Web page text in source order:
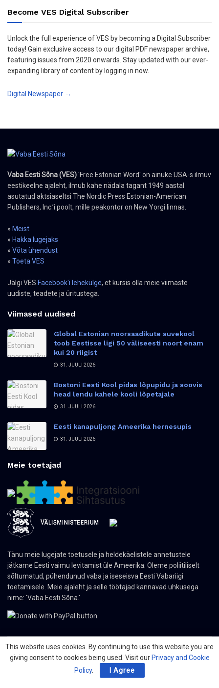
Become VES Digital Subscriber
Unlock the full experience of VES by becoming a Digital Subscriber
today! Gain exclusive access to our digital PDF newspaper archive,
featuring issues from 2020 onwards. Stay updated with our ever-
expanding library of content by logging in now.
Digital Newspaper →
Vaba Eesti Sõna (VES)'Free Estonian Word' on ainuke USA-s ilmuv
eestikeelne ajaleht, ilmub kahe nädala tagant 1949 aastal
asutatud aktsiaseltsi The Nordic Press Estonian-American
Publishers, Inc.’i poolt, mille peakontor on New Yorgi linnas.
» Meist
» Hakka lugejaks
» Võta ühendust
» Toeta VES
Jälgi VES Facebook'i lehekülge, et kursis olla meie viimaste
uudiste, teadete ja üritustega.
Viimased uudised
Global Estonian noorsaadikute suvekool
toob Eestisse ligi 50 väliseesti noort enam
kui 20 riigist
31. JUULI 2026
Bostoni Eesti Kool pidas lõpupidu ja soovis
head lendu kahele kooli lõpetajale
31. JUULI 2026
Eesti kanapuljong Ameerika hernesupis
31. JUULI 2026
Meie toetajad
Tänu meie lugejate toetusele ja heldekäelistele annetustele
jätkame Eesti vaimu levitamist üle Ameerika. Oleme poliitiliselt
sõltumatud, pühendunud vaba ja iseseisva Eesti Vabariigi
toetamisele. Meie ajaleht ja selle töötajad kannavad uhkusega
nime: 'Vaba Eesti Sõna.'
© 2024 The Nordic Press Estonian-American Publishers, Inc. All Rights
This website uses cookies. By continuing to use this website you are
giving consent to cookies being used. Visit our Privacy and Cookie
Policy. I Agree